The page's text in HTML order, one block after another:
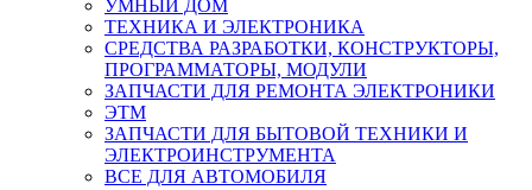
УМНЫЙ ДОМ
ТЕХНИКА И ЭЛЕКТРОНИКА
СРЕДСТВА РАЗРАБОТКИ, КОНСТРУКТОРЫ,
ПРОГРАММАТОРЫ, МОДУЛИ
ЗАПЧАСТИ ДЛЯ РЕМОНТА ЭЛЕКТРОНИКИ
ЭТМ
ЗАПЧАСТИ ДЛЯ БЫТОВОЙ ТЕХНИКИ И
ЭЛЕКТРОИНСТРУМЕНТА
ВСЕ ДЛЯ АВТОМОБИЛЯ